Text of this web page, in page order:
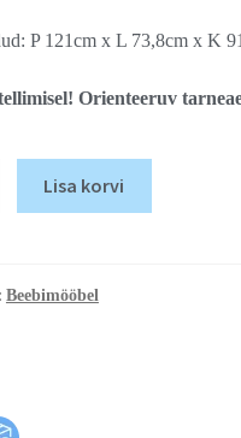
P 121cm x L 73,8cm x K
Orienteeruv
Lisa korvi
Beebimööbel